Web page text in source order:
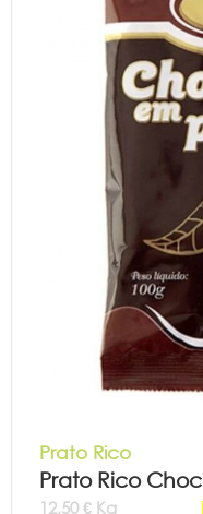
Prato Rico
Prato Rico
12,50 € Kg